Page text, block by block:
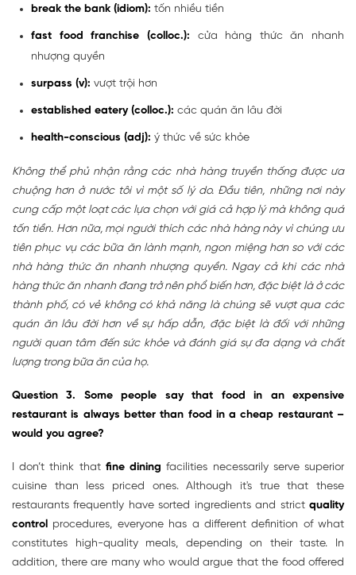
break the bank (idiom): tốn nhiều tiền
fast food franchise (colloc.): cửa hàng thức ăn nhanh
nhượng quyền
surpass (v): vượt trội hơn
established eatery (colloc.): các quán ăn lâu đời
health-conscious (adj): ý thức về sức khỏe
Không thể phủ nhận rằng các nhà hàng truyền thống được ưa
chuộng hơn ở nước tôi vì một số lý do. Đầu tiên, những nơi này
cung cấp một loạt các lựa chọn với giá cả hợp lý mà không quá
tốn tiền. Hơn nữa, mọi người thích các nhà hàng này vì chúng ưu
tiên phục vụ các bữa ăn lành mạnh, ngon miệng hơn so với các
nhà hàng thức ăn nhanh nhượng quyền. Ngay cả khi các nhà
hàng thức ăn nhanh đang trở nên phổ biến hơn, đặc biệt là ở các
thành phố, có vẻ không có khả năng là chúng sẽ vượt qua các
quán ăn lâu đời hơn về sự hấp dẫn, đặc biệt là đối với những
người quan tâm đến sức khỏe và đánh giá sự đa dạng và chất
lượng trong bữa ăn của họ.
Question 3. Some people say that food in an expensive
restaurant is always better than food in a cheap restaurant –
would you agree?
I don’t think that fine diningfacilities necessarily serve superior
cuisine than less priced ones. Although it's true that these
restaurants frequently have sorted ingredients and strict quality
control procedures, everyone has a different definition of what
constitutes high-quality meals, depending on their taste. In
addition, there are many who would argue that the food offered